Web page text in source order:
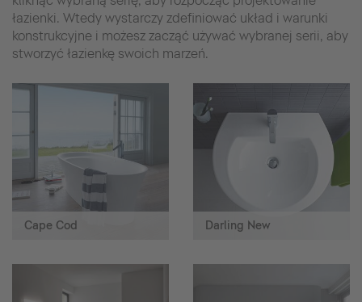
łazienki. Wtedy wystarczy zdefiniować układ i warunki
konstrukcyjne i możesz zacząć używać wybranej serii, aby
stworzyć łazienkę swoich marzeń.
Cape Cod Darling New